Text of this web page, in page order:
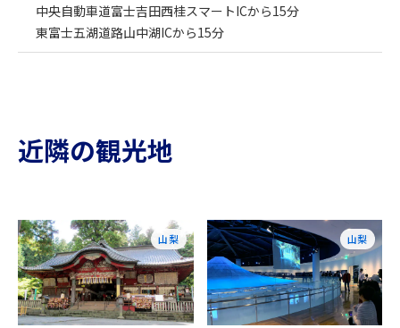
中央自動車道富士吉田西桂スマートICから15分
東富士五湖道路山中湖ICから15分
近隣の観光地
山梨 山梨